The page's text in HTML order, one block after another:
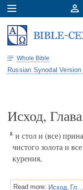
Whole Bible
Russian Synodal Version
Исход, Глава
8 и стол и (все)
чистого золота и
курения,
Read more: Исход, Глава 31